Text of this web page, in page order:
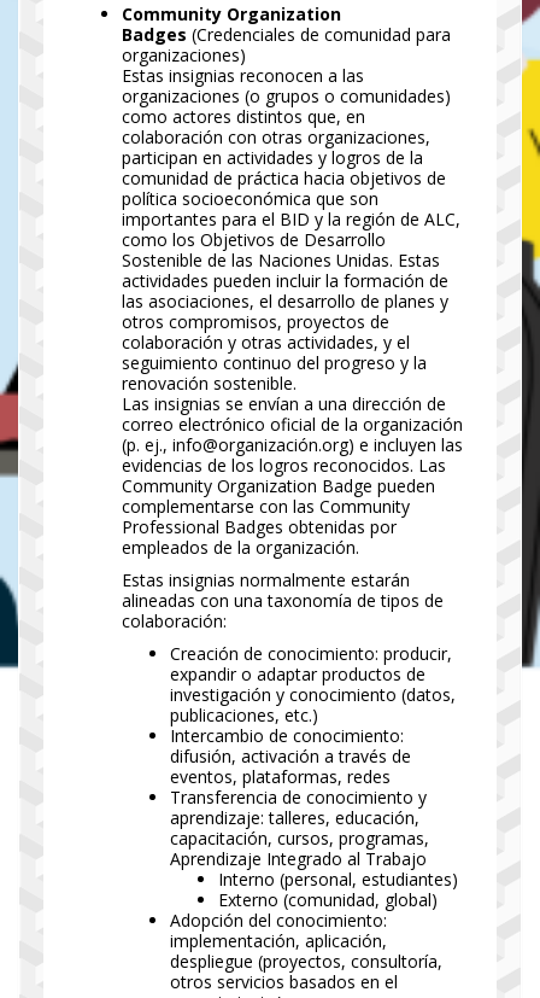
Community Organization
Badges (Credenciales de comunidad para
organizaciones)
Estas insignias reconocen a las
organizaciones (o grupos o comunidades)
como actores distintos que, en
colaboración con otras organizaciones,
participan en actividades y logros de la
comunidad de práctica hacia objetivos de
política socioeconómica que son
importantes para el BID y la región de ALC,
como los Objetivos de Desarrollo
Sostenible de las Naciones Unidas. Estas
actividades pueden incluir la formación de
las asociaciones, el desarrollo de planes y
otros compromisos, proyectos de
colaboración y otras actividades, y el
seguimiento continuo del progreso y la
renovación sostenible.
Las insignias se envían a una dirección de
correo electrónico oficial de la organización
(p. ej., info@organización.org) e incluyen las
evidencias de los logros reconocidos. Las
Community Organization Badge pueden
complementarse con las Community
Professional Badges obtenidas por
empleados de la organización.
Estas insignias normalmente estarán
alineadas con una taxonomía de tipos de
colaboración:
Creación de conocimiento: producir,
expandir o adaptar productos de
investigación y conocimiento (datos,
publicaciones, etc.)
Intercambio de conocimiento:
difusión, activación a través de
eventos, plataformas, redes
Transferencia de conocimiento y
aprendizaje: talleres, educación,
capacitación, cursos, programas,
Aprendizaje Integrado al Trabajo
Interno (personal, estudiantes)
Externo (comunidad, global)
Adopción del conocimiento:
implementación, aplicación,
despliegue (proyectos, consultoría,
otros servicios basados en el